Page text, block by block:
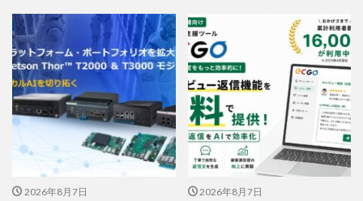
2026年8月7日 2026年8月7日